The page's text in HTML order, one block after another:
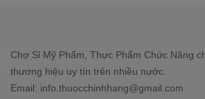
Chợ Sỉ Mỹ Phẩm, Thực Phẩm Chức Năng
thương hiệu uy tín trên nhiều nước.
Email: info.thuocchinhhang@gmail.com